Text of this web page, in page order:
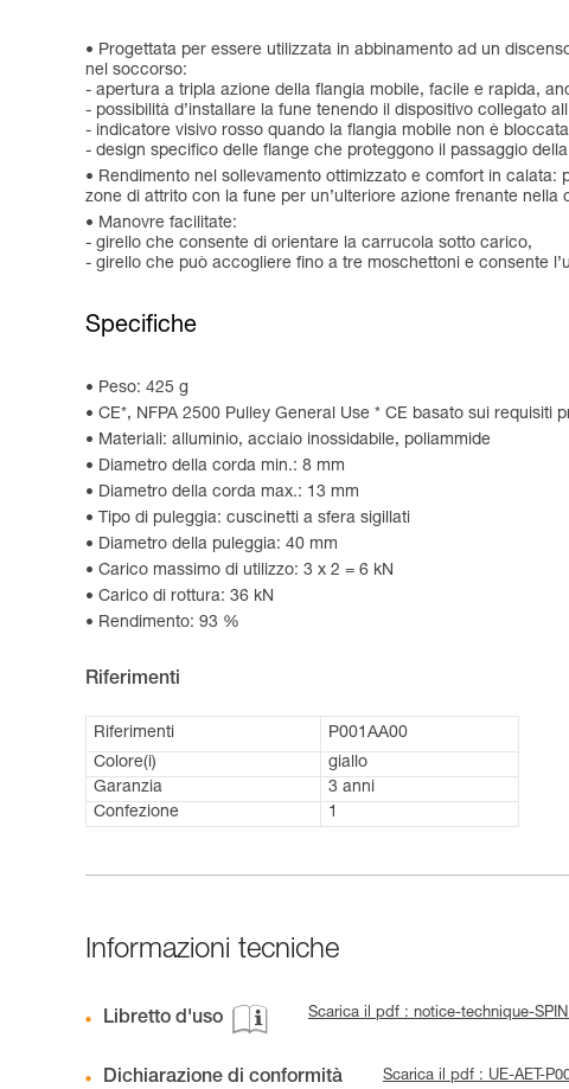
Progettata per essere utilizzata in abbinamento ad un
nel soccorso:
- apertura a tripla azione della flangia mobile, facile e rapida,
- possibilità d’installare la fune tenendo il dispositivo collegato
- indicatore visivo rosso quando la flangia mobile non è
- design specifico delle flange che proteggono il passaggio
Rendimento nel sollevamento ottimizzato e comfort in
zone di attrito con la fune per un’ulteriore azione frenante
Manovre facilitate:
- girello che consente di orientare la carrucola sotto carico,
- girello che può accogliere fino a tre moschettoni e consente
Specifiche
Peso: 425 g
CE*, NFPA 2500 Pulley General Use * CE basato sui requisiti
Materiali: alluminio, acciaio inossidabile, poliammide
Diametro della corda min.: 8 mm
Diametro della corda max.: 13 mm
Tipo di puleggia: cuscinetti a sfera sigillati
Diametro della puleggia: 40 mm
Carico massimo di utilizzo: 3 x 2 = 6 kN
Carico di rottura: 36 kN
Rendimento: 93 %
Riferimenti
Riferimenti
P001AA00
Colore(i)
giallo
Garanzia
3 anni
Confezione
1
Informazioni tecniche
Libretto d'uso Scarica il pdf : notice-technique-
Dichiarazione di conformità Scarica il pdf : UE-AET-